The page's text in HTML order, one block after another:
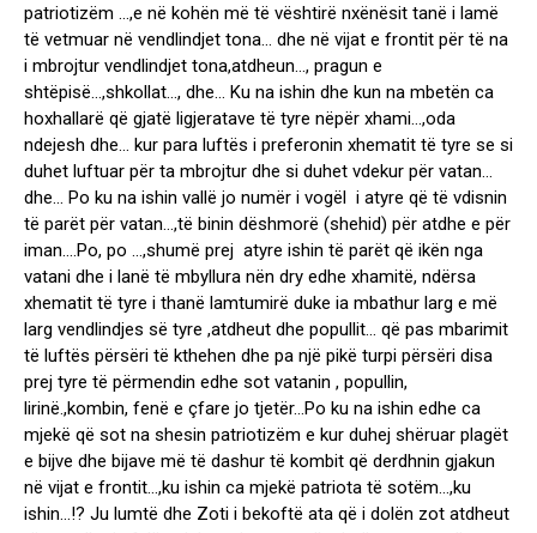
patriotizëm …,e në kohën më të vështirë nxënësit tanë i lamë
të vetmuar në vendlindjet tona… dhe në vijat e frontit për të na
i mbrojtur vendlindjet tona,atdheun…, pragun e
shtëpisë…,shkollat…, dhe… Ku na ishin dhe kun na mbetën ca
hoxhallarë që gjatë ligjeratave të tyre nëpër xhami…,oda
ndejesh dhe… kur para luftës i preferonin xhematit të tyre se si
duhet luftuar për ta mbrojtur dhe si duhet vdekur për vatan…
dhe… Po ku na ishin vallë jo numër i vogël i atyre që të vdisnin
të parët për vatan…,të binin dëshmorë (shehid) për atdhe e për
iman….Po, po …,shumë prej atyre ishin të parët që ikën nga
vatani dhe i lanë të mbyllura nën dry edhe xhamitë, ndërsa
xhematit të tyre i thanë lamtumirë duke ia mbathur larg e më
larg vendlindjes së tyre ,atdheut dhe popullit… që pas mbarimit
të luftës përsëri të kthehen dhe pa një pikë turpi përsëri disa
prej tyre të përmendin edhe sot vatanin , popullin,
lirinë.,kombin, fenë e çfare jo tjetër…Po ku na ishin edhe ca
mjekë që sot na shesin patriotizëm e kur duhej shëruar plagët
e bijve dhe bijave më të dashur të kombit që derdhnin gjakun
në vijat e frontit…,ku ishin ca mjekë patriota të sotëm…,ku
ishin…!? Ju lumtë dhe Zoti i bekoftë ata që i dolën zot atdheut